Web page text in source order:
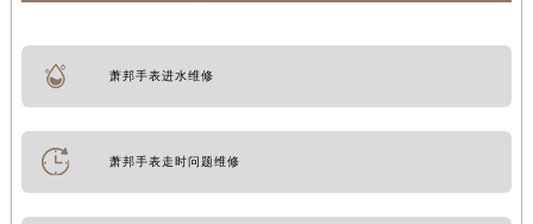
萧邦手表进水维修
萧邦手表走时问题维修